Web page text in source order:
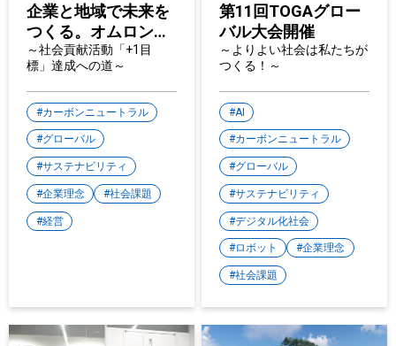
企業と地域で未来を
つくる。オムロン社
員のボランティア活
動を通じた社会貢献
活動
～社会貢献活動「+1目
標」達成への道～
カーボンニュートラル
グローバル
サステナビリティ
企業理念 社会課題
経営
第11回TOGAグロー
バル大会開催
～よりよい社会は私たちが
つくる！～
AI
カーボンニュートラル
グローバル
サステナビリティ
デジタル化社会
ロボット 企業理念
社会課題